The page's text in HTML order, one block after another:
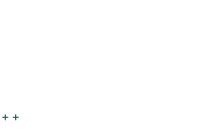
+